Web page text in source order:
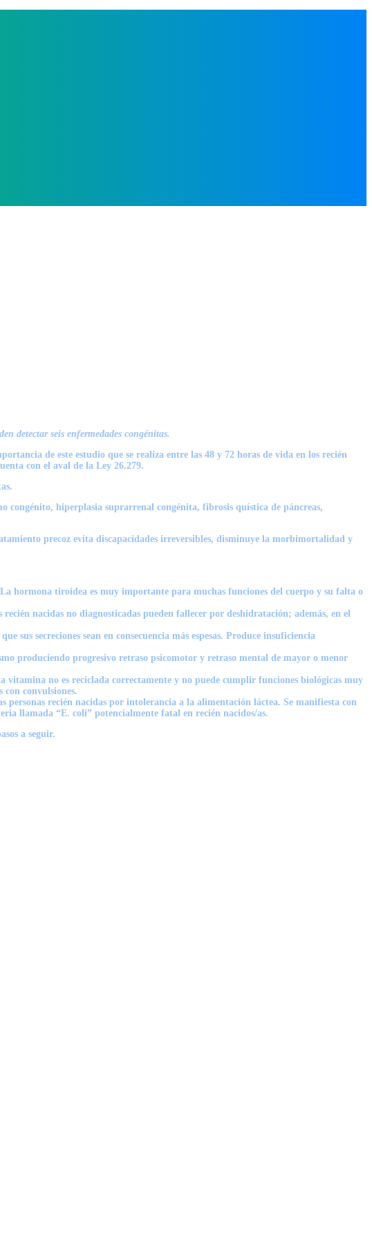
detectar seis enfermedades congénitas.
de este estudio que se realiza entre las 48 y 72 horas de vida en los recién
con el aval de la Ley 26.279.
congénito, hiperplasia suprarrenal congénita, fibrosis quística de páncreas,
precoz evita discapacidades irreversibles, disminuye la morbimortalidad y
tiroidea es muy importante para muchas funciones del cuerpo y su falta o
nacidas no diagnosticadas pueden fallecer por deshidratación; además, en el
secreciones sean en consecuencia más espesas. Produce insuficiencia
produciendo progresivo retraso psicomotor y retraso mental de mayor o menor
no es reciclada correctamente y no puede cumplir funciones biológicas muy
convulsiones.
recién nacidas por intolerancia a la alimentación láctea. Se manifiesta con
llamada “E. coli” potencialmente fatal en recién nacidos/as.
a seguir.